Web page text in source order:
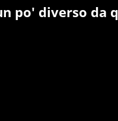
po' diverso da